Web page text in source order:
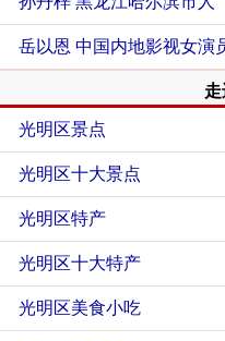
岳以恩 中国内地影视女演
光明区景点
光明区十大景点
光明区特产
光明区十大特产
光明区美食小吃